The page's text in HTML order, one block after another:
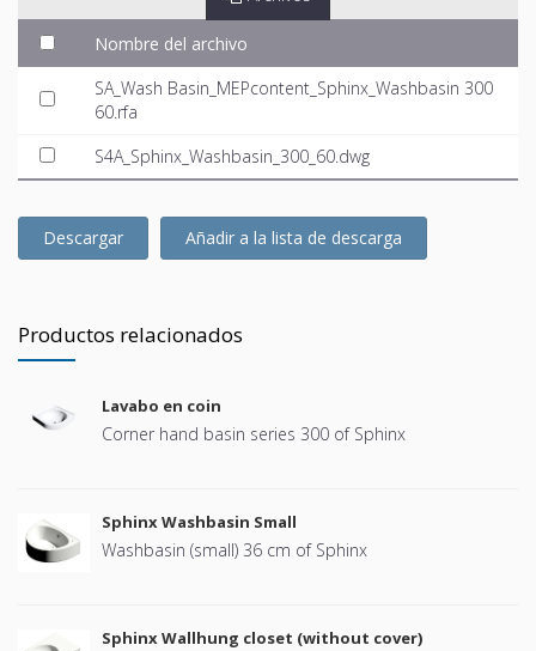
Nombre del archivo
SA_Wash Basin_MEPcontent_Sphinx_Washbasin 300
60.rfa
S4A_Sphinx_Washbasin_300_60.dwg
Descargar Añadir a la lista de descarga
Productos relacionados
Lavabo en coin
Corner hand basin series 300 of Sphinx
Sphinx Washbasin Small
Washbasin (small) 36 cm of Sphinx
Sphinx Wallhung closet (without cover)